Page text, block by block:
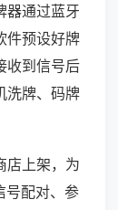
器通过蓝牙
件预设好牌
收到信号后
洗牌、码牌
店上架，为
号配对、参